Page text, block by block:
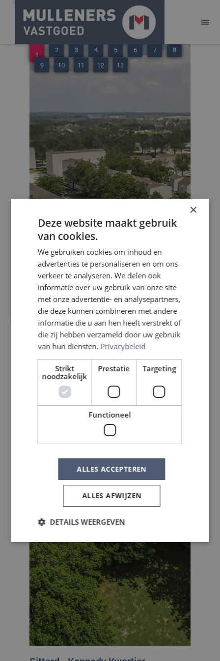
ONTWIKKELEN
BELEGGEN
AANBOD
CONTACT
1
2 3 4 5 6 7
8
9
10 11 12 13
×
Deze website maakt gebruik
van cookies.
We gebruiken cookies om inhoud en
advertenties te personaliseren en om ons
verkeer te analyseren. We delen ook
informatie over uw gebruik van onze site
met onze advertentie- en analysepartners,
die deze kunnen combineren met andere
informatie die u aan hen heeft verstrekt of
die zij hebben verzameld door uw gebruik
van hun diensten. Privacybeleid
Strikt
noodzakelijk
Prestatie Targeting
Functioneel
ALLES ACCEPTEREN
ALLES AFWIJZEN
DETAILS WEERGEVEN
Strikt noodzakelijk Prestatie
Targeting
Functioneel
Strikt noodzakelijke cookies maken de
kernfunctionaliteiten van de website mogelijk, zoals
gebruikersaanmelding en accountbeheer. De
website kan niet goed worden gebruikt zonder de
strikt noodzakelijke cookies.
Naam
Aanbieder /Domein
Vervaldatum